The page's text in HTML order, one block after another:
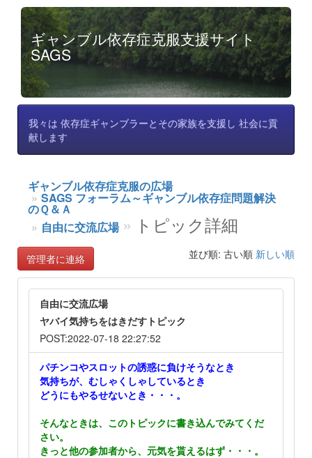
ギャンブル依存症克服支援サイト
SAGS
我々は 依存症ギャンブラーとその家族を支援し 社会に貢
献します
ギャンブル依存症克服の広場
SAGS フォーラム～ギャンブル依存症問題解決
のＱ＆Ａ
自由に交流広場
トピック詳細
管理者に連絡 並び順: 古い順 新しい順
自由に交流広場
ヤバイ気持ちをはきだすトピック
POST:2022-07-18 22:27:52
パチンコやスロットの誘惑に負けそうなとき
気持ちが、むしゃくしゃしているとき
どうにもやるせないとき・・・。
そんなときは、このトピックに書き込んでみてくだ
さい。
きっと他の参加者から、元気を貰えるはず・・・。